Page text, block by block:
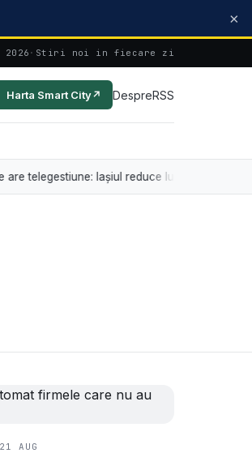
×
· Stiri noi in fiecare zi
Harta Smart City↗ DespreRSS
Iașiul reduce lumina cu 50-70%,
21 AUG